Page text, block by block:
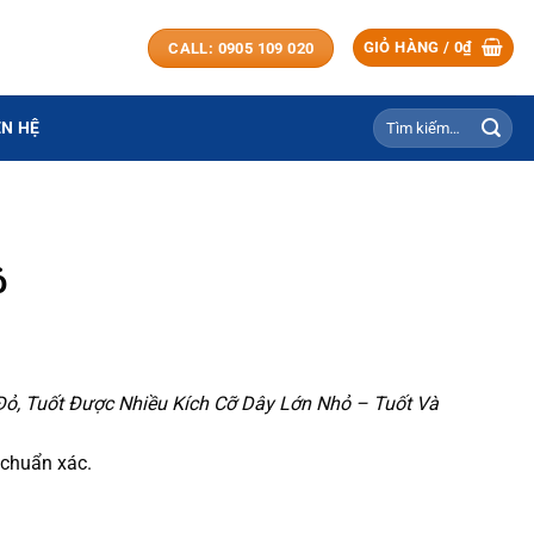
CALL: 0905 109 020 GIỎ HÀNG / 0₫
HỆ
Tìm
kiếm:
Tuốt Được Nhiều Kích Cỡ Dây Lớn Nhỏ – Tuốt Và
xác.